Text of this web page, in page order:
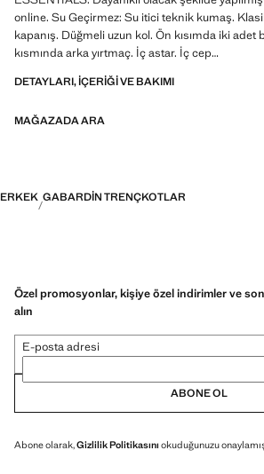
online. Su Geçirmez: Su itici teknik kumaş.
kapanış. Düğmeli uzun kol. Ön kısımda iki adet
kısmında arka yırtmaç. İç astar. İç cep
ESSENTIALS: Made to last. Kalite
ürünler, artık daha da dayanıklı, çok yönlü ve
DETAYLARI, IÇERIĞI VE BAKIMI
MAĞAZADA ARA
ERKEK GABARDIN TRENÇKOTLAR
Özel promosyonlar, kişiye özel indirimler ve
alın
E-posta adresi
ABONE OL
Abone olarak,Gizlilik Politikasını okuduğunuzu